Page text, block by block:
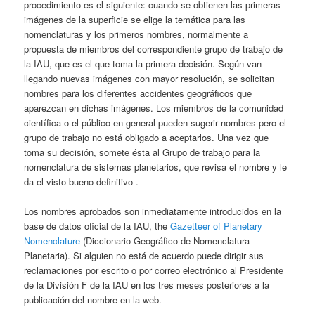
procedimiento es el siguiente: cuando se obtienen las primeras
imágenes de la superficie se elige la temática para las
nomenclaturas y los primeros nombres, normalmente a
propuesta de miembros del correspondiente grupo de trabajo de
la IAU, que es el que toma la primera decisión. Según van
llegando nuevas imágenes con mayor resolución, se solicitan
nombres para los diferentes accidentes geográficos que
aparezcan en dichas imágenes. Los miembros de la comunidad
científica o el público en general pueden sugerir nombres pero el
grupo de trabajo no está obligado a aceptarlos. Una vez que
toma su decisión, somete ésta al Grupo de trabajo para la
nomenclatura de sistemas planetarios, que revisa el nombre y le
da el visto bueno definitivo .
Los nombres aprobados son inmediatamente introducidos en la
base de datos oficial de la IAU, theGazetteer of Planetary
Nomenclature (Diccionario Geográfico de Nomenclatura
Planetaria). Si alguien no está de acuerdo puede dirigir sus
reclamaciones por escrito o por correo electrónico al Presidente
de la División F de la IAU en los tres meses posteriores a la
publicación del nombre en la web.